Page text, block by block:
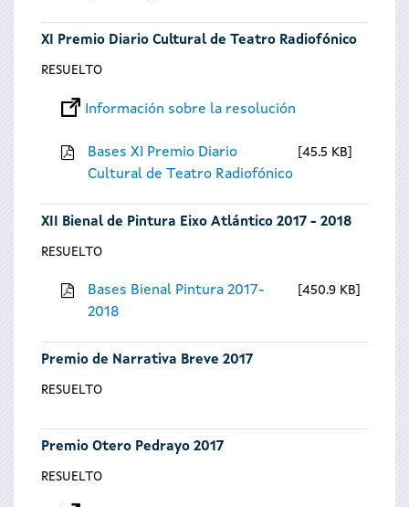
XI Premio Diario Cultural de Teatro Radiofónico
RESUELTO
Información sobre la resolución
Bases XI Premio Diario
Cultural de Teatro Radiofónico
45.5 KB
XII Bienal de Pintura Eixo Atlántico 2017 - 2018
RESUELTO
Bases Bienal Pintura 2017-
2018
450.9 KB
Premio de Narrativa Breve 2017
RESUELTO
Premio Otero Pedrayo 2017
RESUELTO